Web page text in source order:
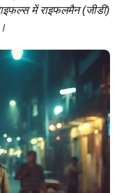
में राइफलमैन (जीडी)